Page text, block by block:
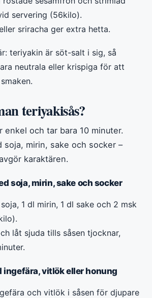
servering (56kilo).
sriracha ger extra hetta.
teriyakin är söt-salt i sig, så
neutrala eller krispiga för att
teriyakisås?
enkel och tar bara 10 minuter.
soja, mirin, sake och socker –
karaktären.
soja, mirin, sake och socker
1 dl mirin, 1 dl sake och 2 msk
låt sjuda tills såsen tjocknar,
ingefära, vitlök eller honung
och vitlök i såsen för djupare